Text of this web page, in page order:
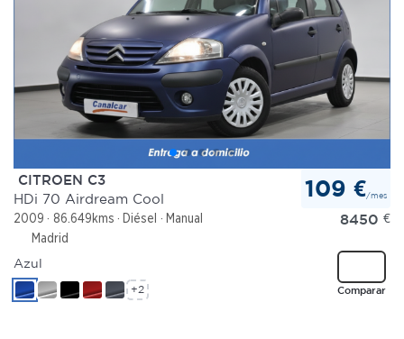
CITROEN C3
HDi 70 Airdream Cool
2009 86.649kms Diésel
Manual
Madrid
109 €/mes
8450 €
Comparar
Azul
+2